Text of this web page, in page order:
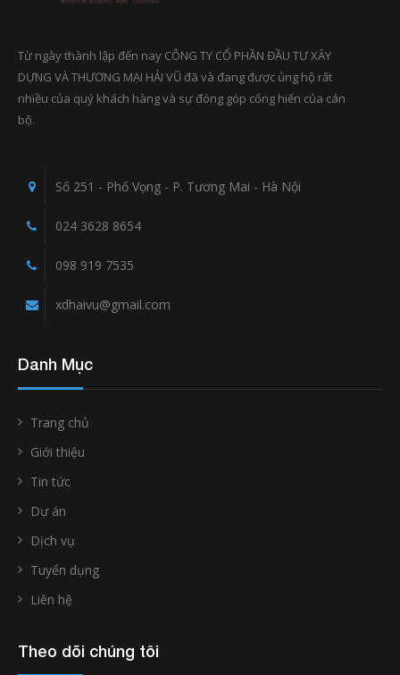
Từ ngày thành lập đến nay CÔNG TY CỔ PHẦN ĐẦU TƯ XÂY
DỰNG VÀ THƯƠNG MẠI HẢI VŨ đã và đang được ủng hộ rất
nhiều của quý khách hàng và sự đóng góp cống hiến của cán
bộ.
Số 251 - Phố Vọng - P. Tương Mai - Hà Nội
024 3628 8654
098 919 7535
xdhaivu@gmail.com
Danh Mục
Trang chủ
Giới thiệu
Tin tức
Dự án
Dịch vụ
Tuyển dụng
Liên hệ
Theo dõi chúng tôi